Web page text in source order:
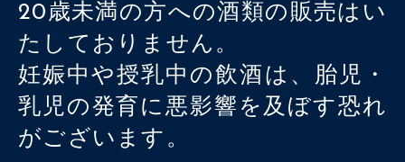
20歳未満の方への酒類の販売はい
たしておりません。
妊娠中や授乳中の飲酒は、胎児・
乳児の発育に悪影響を及ぼす恐れ
がございます。